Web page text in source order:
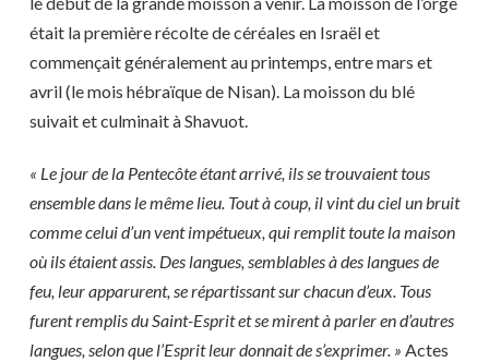
était la première récolte de céréales en Israël et
commençait généralement au printemps, entre mars et
avril (le mois hébraïque de Nisan). La moisson du blé
suivait et culminait à Shavuot.
« Le jour de la Pentecôte étant arrivé, ils se trouvaient tous
ensemble dans le même lieu. Tout à coup, il vint du ciel un bruit
comme celui d’un vent impétueux, qui remplit toute la maison
où ils étaient assis. Des langues, semblables à des langues de
feu, leur apparurent, se répartissant sur chacun d’eux. Tous
furent remplis du Saint-Esprit et se mirent à parler en d’autres
langues, selon que l’Esprit leur donnait de s’exprimer. » Actes